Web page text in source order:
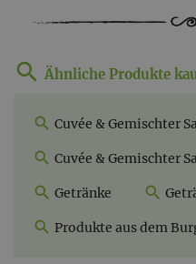
Ähnliche Produkte
Cuvée & Gemischter
Cuvée & Gemischter
Getränke
Produkte aus dem